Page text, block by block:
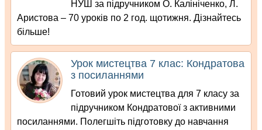
НУШ за підручником О. Калініченко, Л.
Аристова – 70 уроків по 2 год. щотижня. Дізнайтесь
більше!
Урок мистецтва 7 клас: Кондратова
з посиланнями
Готовий урок мистецтва для 7 класу за
підручником Кондратової з активними
посиланнями. Полегшіть підготовку до навчання